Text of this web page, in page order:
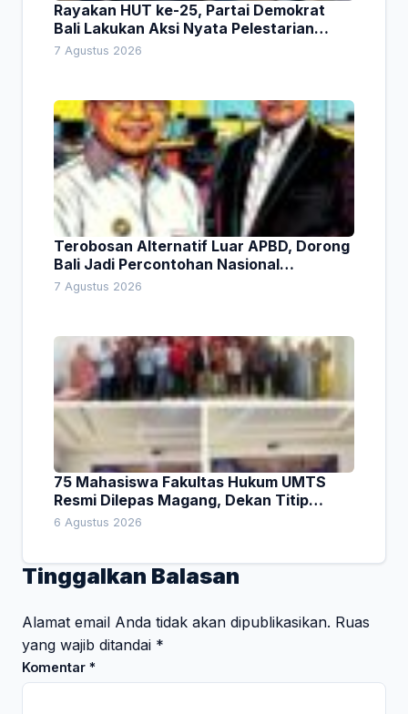
Rayakan HUT ke-25, Partai Demokrat
Bali Lakukan Aksi Nyata Pelestarian
Lingkungan
7 Agustus 2026
Terobosan Alternatif Luar APBD, Dorong
Bali Jadi Percontohan Nasional
Pembiayaan Daerah
7 Agustus 2026
75 Mahasiswa Fakultas Hukum UMTS
Resmi Dilepas Magang, Dekan Titip
Empat Pesan Penting
6 Agustus 2026
Tinggalkan Balasan
Alamat email Anda tidak akan dipublikasikan. Ruas
yang wajib ditandai *
Komentar *